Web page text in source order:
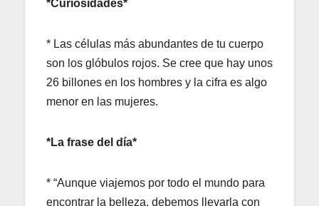
*Curiosidades*
* Las células más abundantes de tu cuerpo
son los glóbulos rojos. Se cree que hay unos
26 billones en los hombres y la cifra es algo
menor en las mujeres.
*La frase del día*
* “Aunque viajemos por todo el mundo para
encontrar la belleza, debemos llevarla con